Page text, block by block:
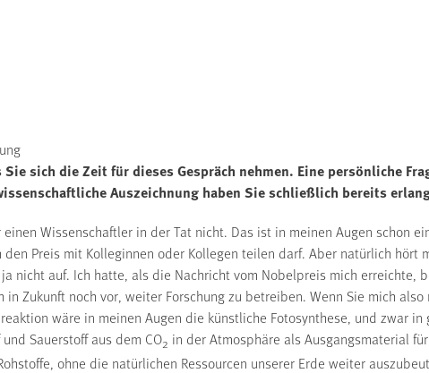
sich die Zeit für dieses Gespräch nehmen. Eine persönliche
Auszeichnung haben Sie schließlich bereits
Wissenschaftler in der Tat nicht. Das ist in meinen Augen schon
Preis mit Kolleginnen oder Kollegen teilen darf. Aber natürlich hört
nicht auf. Ich hatte, als die Nachricht vom Nobelpreis mich erreichte,
Zukunft noch vor, weiter Forschung zu betreiben. Wenn Sie mich also
wäre in meinen Augen die künstliche Fotosynthese, und zwar
Sauerstoff aus dem CO2 in der Atmosphäre als Ausgangsmaterial
ohne die natürlichen Ressourcen unserer Erde weiter